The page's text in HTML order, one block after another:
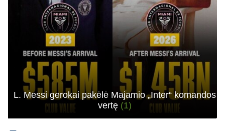
L. Messi gerokai pakėlė Majamio „Inter“ komandos
vertę (1)